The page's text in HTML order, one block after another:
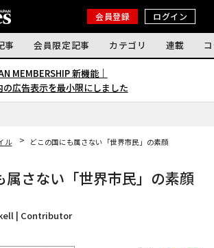
会員登録 ログイン
事 会員限定記事 カテゴリ 連載
MEMBERSHIP 新機能｜
広告表示を最小限にしました
ル
どこの国にも属さない「世界市民」の素顔
属さない「世界市民」の素顔
| Contributor